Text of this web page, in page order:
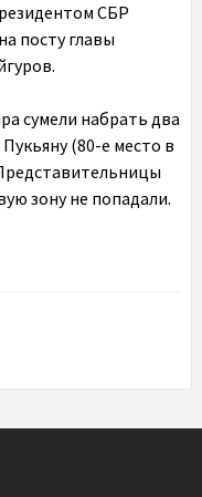
СБР
посту главы
сумели набрать два
(80-е место в
зону не попадали.